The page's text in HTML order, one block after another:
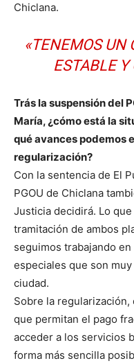
Chiclana.
«TENEMOS UN
ESTABLE
Trás la suspensión del
María, ¿cómo está la
qué avances podemos
regularización?
Con la sentencia de El
PGOU de Chiclana
Justicia decidirá. Lo
tramitación de ambos
seguimos trabajando
especiales que son
ciudad.
Sobre la
que permitan el pago
acceder a los servicios
forma más sencilla